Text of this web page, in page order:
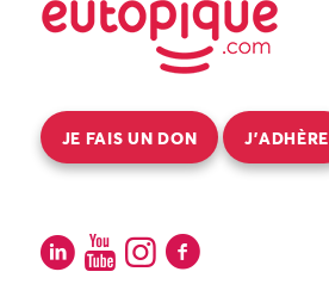
JE FAIS UN DON J’ADHÈRE